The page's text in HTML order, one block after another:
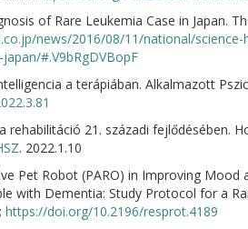
of Rare Leukemia Case in Japan.
news/2016/08/11/national/science-
#.V9bRgDVBopF
a terápiában. Alkalmazott
rehabilitáció 21. századi fejlődésében.
. 2022.1.10
Pet Robot (PARO) in Improving Mood
with Dementia: Study Protocol for a
https://doi.org/10.2196/resprot.4189